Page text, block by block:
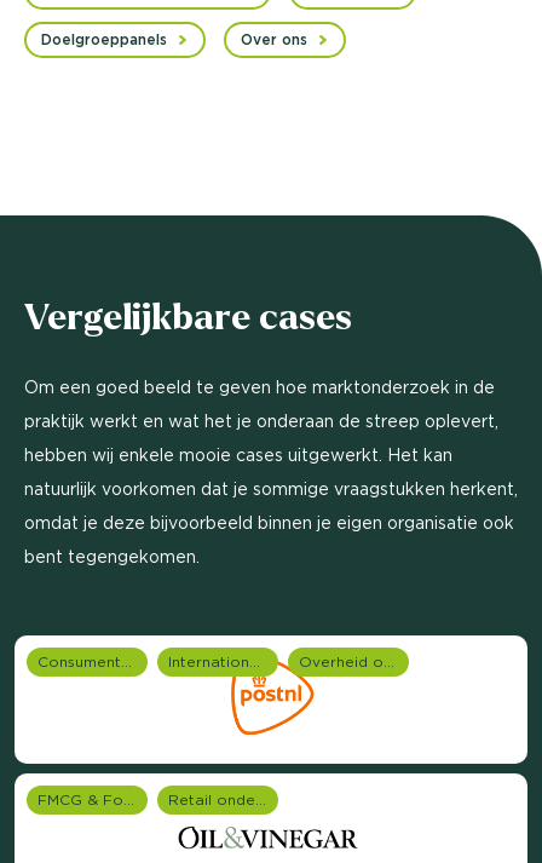
Doelgroeppanels Over ons
Vergelijkbare cases
Om een goed beeld te geven hoe marktonderzoek in de
praktijk werkt en wat het je onderaan de streep oplevert,
hebben wij enkele mooie cases uitgewerkt. Het kan
natuurlijk voorkomen dat je sommige vraagstukken herkent,
omdat je deze bijvoorbeeld binnen je eigen organisatie ook
bent tegengekomen.
Consumentenonderzoek Internationale onderzoeken Overheid onderzoek
FMCG & Food branche Retail onderzoek